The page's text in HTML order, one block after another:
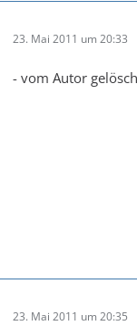
23. Mai 2011 um 20:33
- vom Autor
23. Mai 2011 um 20:35